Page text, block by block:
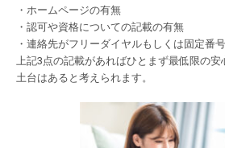
・ホームページの有無
・認可や資格についての記載の有無
・連絡先がフリーダイヤルもしくは固定番
上記3 点の記載があればひとまず最低限の
土台はあると考えられます。